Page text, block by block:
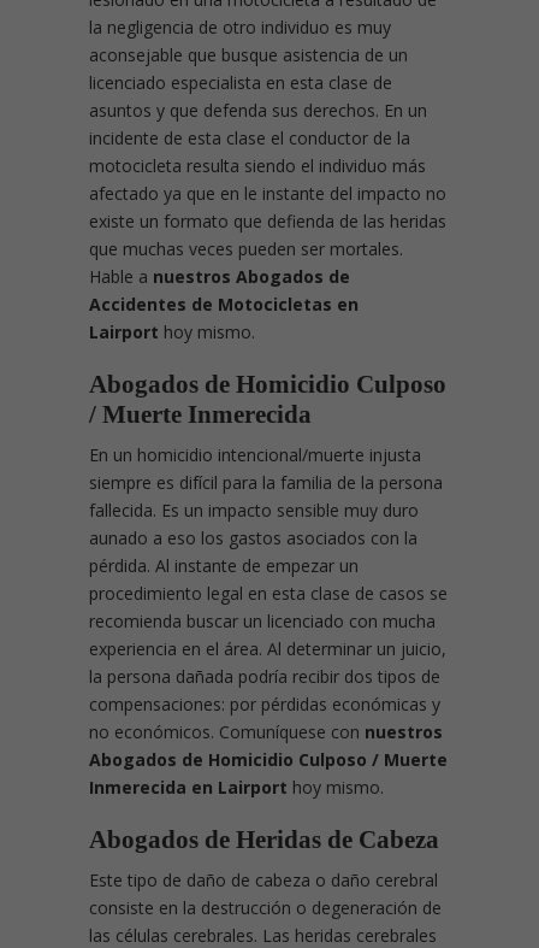
la negligencia de otro individuo es muy
aconsejable que busque asistencia de un
licenciado especialista en esta clase de
asuntos y que defenda sus derechos. En un
incidente de esta clase el conductor de la
motocicleta resulta siendo el individuo más
afectado ya que en le instante del impacto no
existe un formato que defienda de las heridas
que muchas veces pueden ser mortales.
Hable a nuestros Abogados de
Accidentes de Motocicletas en
Lairport hoy mismo.
Abogados de Homicidio Culposo
/ Muerte Inmerecida
En un homicidio intencional/muerte injusta
siempre es difícil para la familia de la persona
fallecida. Es un impacto sensible muy duro
aunado a eso los gastos asociados con la
pérdida. Al instante de empezar un
procedimiento legal en esta clase de casos se
recomienda buscar un licenciado con mucha
experiencia en el área. Al determinar un juicio,
la persona dañada podría recibir dos tipos de
compensaciones: por pérdidas económicas y
no económicos. Comuníquese con nuestros
Abogados de Homicidio Culposo / Muerte
Inmerecida en Lairport hoy mismo.
Abogados de Heridas de Cabeza
Este tipo de daño de cabeza o daño cerebral
consiste en la destrucción o degeneración de
las células cerebrales. Las heridas cerebrales